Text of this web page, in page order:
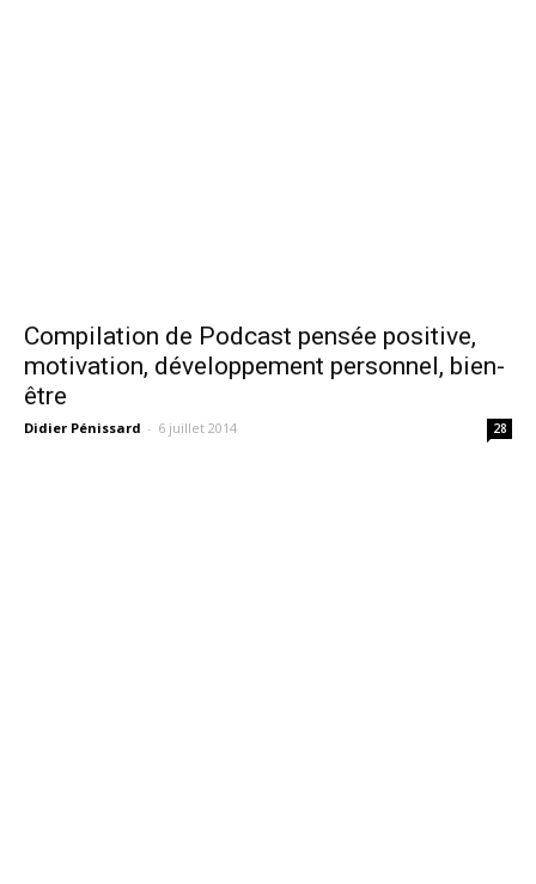
Compilation de Podcast pensée positive,
motivation, développement personnel, bien-
être
Didier Pénissard - 6 juillet 2014 28